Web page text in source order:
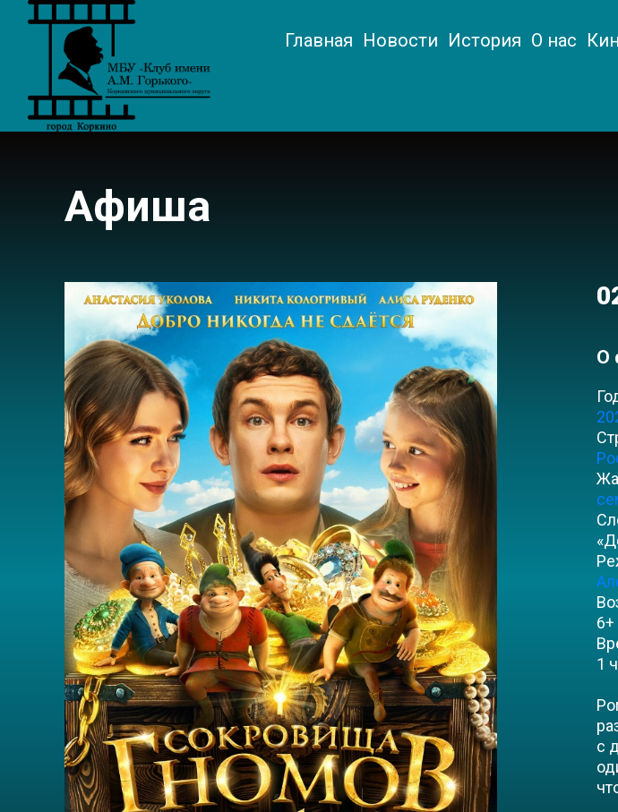
Главная Новости История О нас
Афиша
О
6+
1
с